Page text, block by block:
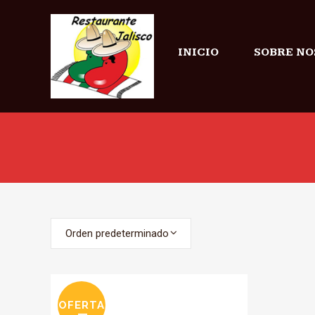
INICIO SOBRE
Orden predeterminado
OFERTA